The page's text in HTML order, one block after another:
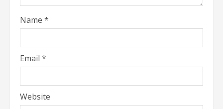
Name *
Email *
Website